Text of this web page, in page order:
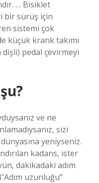
… Bisiklet
bir sürüş için
sistemi çok
küçük krank takımı
pedal çevirmeyi
ve ne
sizi
yeniyseniz.
kadans, ister
dakikadaki adım
uzunluğu”